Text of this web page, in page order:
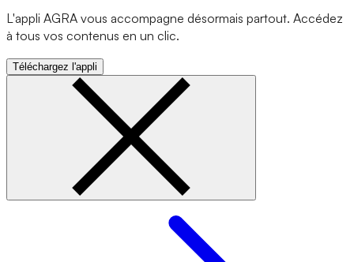
L'appli AGRA vous accompagne désormais partout. Accédez
à tous vos contenus en un clic.
Téléchargez l'appli